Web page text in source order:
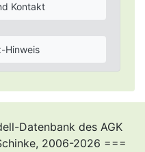
Kontakt
Hinweis
Datenbank des AGK
2006-2026 ===